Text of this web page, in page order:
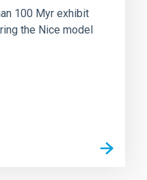
100 Myr exhibit
the Nice model